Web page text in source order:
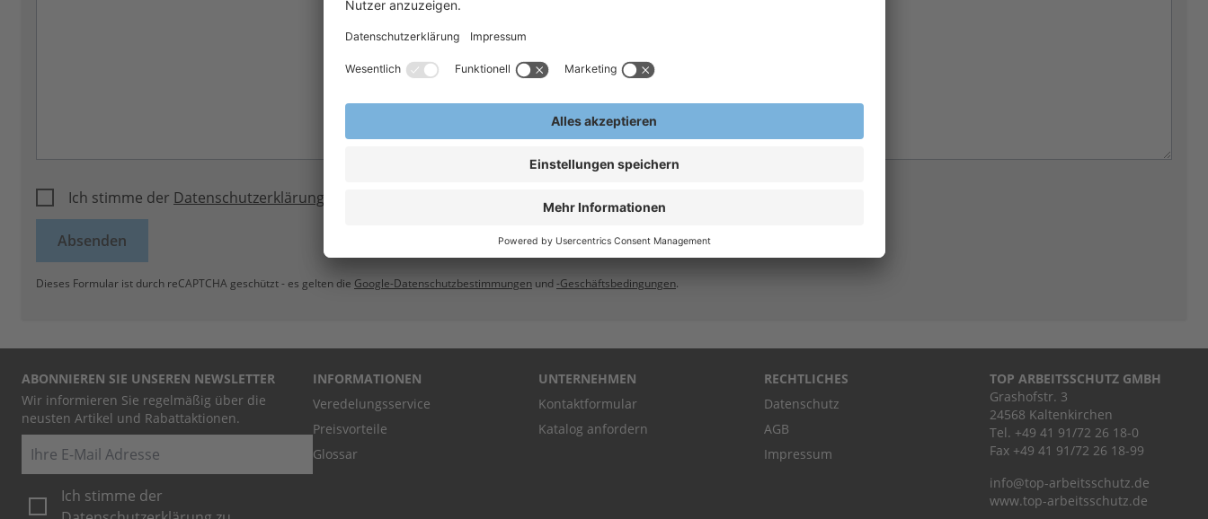
Ich stimme der Datenschutzerklärung
Absenden
Dieses Formular ist durch reCAPTCHA geschützt - es gelten die Google-Datenschutzbestimmungen und -Geschäftsbedingungen.
ABONNIEREN SIE UNSEREN NEWSLETTER
Wir informieren Sie regelmäßig über die
neusten Artikel und Rabattaktionen.
E-Mail
Ich stimme der
INFORMATIONEN
Veredelungsservice
Preisvorteile
Glossar
UNTERNEHMEN
Kontaktformular
Katalog anfordern
RECHTLICHES
Datenschutz
AGB
Impressum
TOP ARBEITSSCHUTZ GMBH
Grashofstr. 3
24568 Kaltenkirchen
Tel. +49 41 91/72 26 18-0
Fax +49 41 91/72 26 18-99
info@top-arbeitsschutz.de
www.top-arbeitsschutz.de